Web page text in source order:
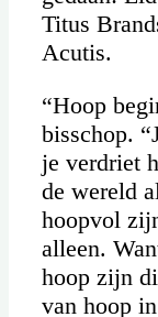
Titus
Acutis.
“Hoop
bisschop.
je verdriet
de wereld
hoopvol
alleen.
hoop zijn
van hoop